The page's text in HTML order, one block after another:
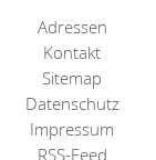
Adressen
Kontakt
Sitemap
Datenschutz
Impressum
RSS-Feed